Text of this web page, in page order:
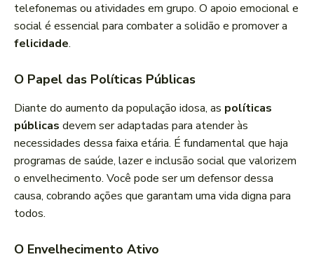
telefonemas ou atividades em grupo. O apoio emocional e
social é essencial para combater a solidão e promover a
felicidade.
O Papel das Políticas Públicas
Diante do aumento da população idosa, as políticas
públicas devem ser adaptadas para atender às
necessidades dessa faixa etária. É fundamental que haja
programas de saúde, lazer e inclusão social que valorizem
o envelhecimento. Você pode ser um defensor dessa
causa, cobrando ações que garantam uma vida digna para
todos.
O Envelhecimento Ativo